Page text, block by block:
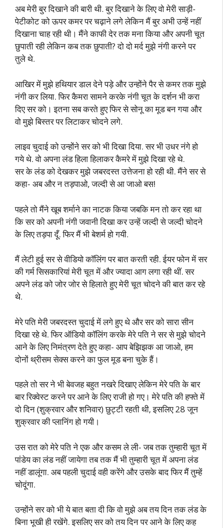
अब मेरी बुर दिखाने की बारी थी. बुर दिखाने के लिए वो मेरी साड़ी-
पेटीकोट को ऊपर कमर पर चढ़ाने लगे लेकिन मैं बुर अभी उन्हें नहीं
दिखाना चाह रही थी। मैंने काफी देर तक मना किया और अपनी चूत
छुपाती रही लेकिन कब तक छुपाती? दो दो मर्द मुझे नंगी करने पर
तुले थे.
आखिर में मुझे हथियार डाल देने पड़े और उन्होंने पैर से कमर तक मुझे
नंगी कर लिया. फिर कैमरा सामने करके नंगी चूत के दर्शन भी करा
दिए सर को। इतना सब करते हुए फिर से सोनू का मूड बन गया और
वो मुझे बिस्तर पर लिटाकर चोदने लगे.
लाइव चुदाई को उन्होंने सर को भी दिखा दिया. सर भी उधर नंगे हो
गये थे. वो अपना लंड हिला हिलाकर कैमरे में मुझे दिखा रहे थे.
सर के लंड को देखकर मुझे जबरदस्त उत्तेजना हो रही थी. मैंने सर से
कहा- अब और न तड़पाओ, जल्दी से आ जाओ बस!
पहले तो मैंने खूब शर्माने का नाटक किया जबकि मन तो कर रहा था
कि सर को अपनी नंगी जवानी दिखा कर उन्हें जल्दी से जल्दी चोदने
के लिए तड़पा दूँ. फिर मैं भी बेशर्म हो गयी.
मैं लेटी हुई सर से वीडियो कॉलिंग पर बात करती रही. ईयर फोन में सर
की गर्म सिसकारियां मेरी चूत में और ज्यादा आग लगा रही थीं. सर
अपने लंड को जोर जोर से हिलाते हुए मेरी चूत चोदने की बात कर रहे
थे.
मेरे पति मेरी जबरदस्त चुदाई में लगे हुए थे और सर को सारा सीन
दिखा रहे थे. फिर ऑडियो कॉलिंग करके मेरे पति ने सर से मुझे चोदने
आने के लिए निमंत्रण देते हुए कहा- आप बेझिझक आ जाओ, हम
दोनों थ्रीसम सेक्स करने का फुल मूड बना चुके हैं।
पहले तो सर ने भी बेवजह बहुत नखरे दिखाए लेकिन मेरे पति के बार
बार रिक्वेस्ट करने पर आने के लिए राजी हो गए। मेरे पति की हफ्ते में
दो दिन (शुक्रवार और शनिवार) छुट्टी रहती थी, इसलिए 28 जून
शुक्रवार की प्लानिंग हो गयी।
उस रात को मेरे पति ने एक और कसम ले ली- जब तक तुम्हारी चूत में
पांडेय का लंड नहीं जायेगा तब तक मैं भी तुम्हारी चूत में अपना लंड
नहीं डालूंगा. अब पहली चुदाई वही करेंगे और उसके बाद फिर मैं तुम्हें
चोदूंगा.
उन्होंने सर को भी ये बात बता दी कि वो मुझे अब तय दिन तक लंड के
बिना भूखी ही रखेंगे. इसलिए सर को तय दिन पर आने के लिए कह